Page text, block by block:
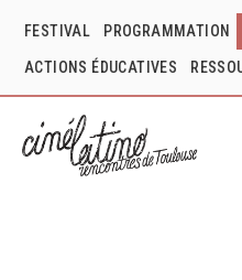
FESTIVAL PROGRAMMATION
ACTIONS ÉDUCATIVES